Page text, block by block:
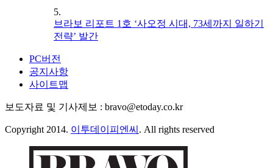
5.
브라보 리포트 1호 ‘사오정 시대, 73세까지 일하기
전략’ 발간
PC버전
공지사항
사이트맵
보도자료 및 기사제보 : bravo@etoday.co.kr
Copyright 2014. 이투데이피엔씨 . All rights reserved